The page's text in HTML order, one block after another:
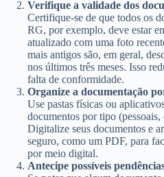
Verifique a validade dos
Certifique-se de que todos os
RG, por exemplo, deve estar
atualizado com uma foto
mais antigos são, em geral,
nos últimos três meses. Isso
falta de conformidade.
Organize a documentação
Use pastas físicas ou
documentos por tipo
Digitalize seus documentos e
seguro, como um PDF, para
por meio digital.
Antecipe possíveis